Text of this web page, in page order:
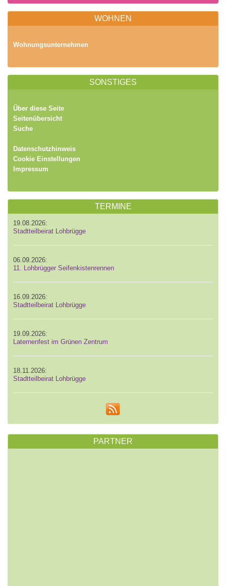
WOHNEN
Wohnungsunternehmen
SONSTIGES
Über diese Seite
Seitenübersicht
Suche
Datenschutzhinweis
Cookie Einstellungen
Impressum
TERMINE
19.08.2026:
Stadtteilbeirat Lohbrügge
06.09.2026:
11. Lohbrügger Seifenkistenrennen
16.09.2026:
Stadtteilbeirat Lohbrügge
19.09.2026:
Laternenfest im Grünen Zentrum
18.11.2026:
Stadtteilbeirat Lohbrügge
PARTNER